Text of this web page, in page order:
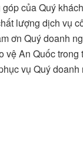
của Quý
lượng dịch vụ
ơn Quý doanh
vệ An Quốc trong
vụ Quý doanh